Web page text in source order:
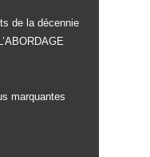
de la décennie
marquantes